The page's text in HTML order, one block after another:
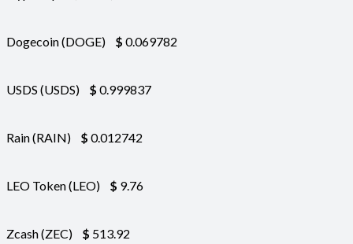
Dogecoin (DOGE) $ 0.069782
USDS (USDS) $ 0.999837
Rain (RAIN) $ 0.012742
LEO Token (LEO) $ 9.76
Zcash (ZEC) $ 513.92